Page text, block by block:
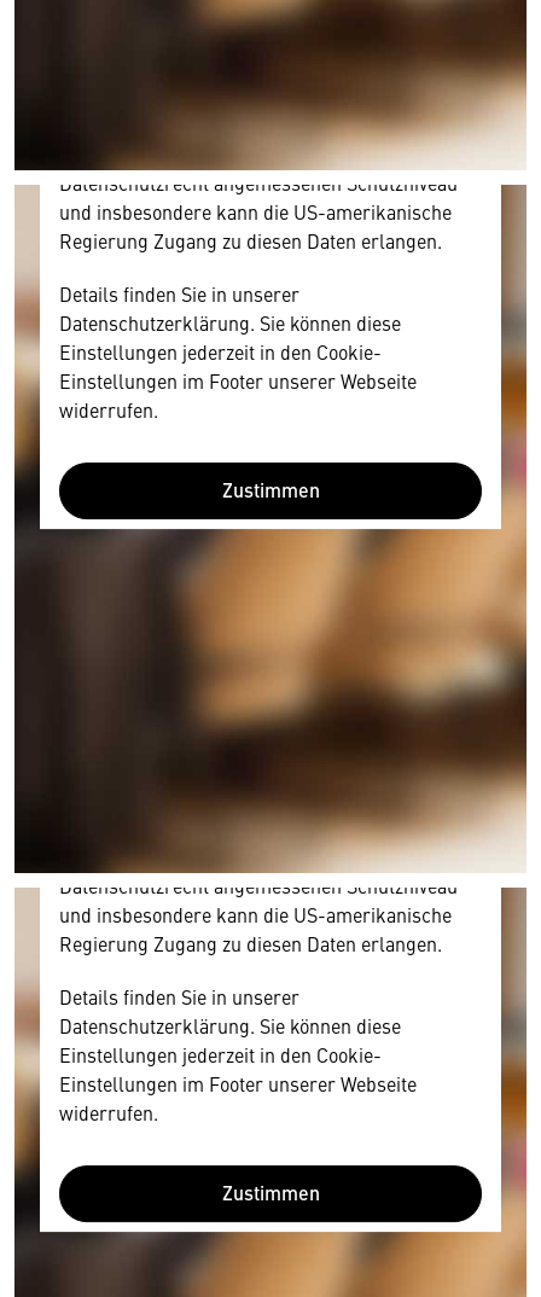
Inhalt anzeigen. Dafür benötigen wir allerdings
Ihre Zustimmung, da Ihr Browser
personenbezogene technische Daten zu Geräten
und Nutzerverhalten mitunter mit US-
amerikanischen Anbietern austauscht.
Diese Daten unterliegen keinem dem EU-
Datenschutzrecht angemessenen Schutzniveau
und insbesondere kann die US-amerikanische
Regierung Zugang zu diesen Daten erlangen.
Details finden Sie in unserer
Datenschutzerklärung. Sie können diese
Einstellungen jederzeit in den Cookie-
Einstellungen im Footer unserer Webseite
widerrufen.
Zustimmen
Wir benötigen Ihre Zustimmung
Hier würden wir Ihnen gerne einen externen
Inhalt anzeigen. Dafür benötigen wir allerdings
Ihre Zustimmung, da Ihr Browser
personenbezogene technische Daten zu Geräten
und Nutzerverhalten mitunter mit US-
amerikanischen Anbietern austauscht.
Diese Daten unterliegen keinem dem EU-
Datenschutzrecht angemessenen Schutzniveau
und insbesondere kann die US-amerikanische
Regierung Zugang zu diesen Daten erlangen.
Details finden Sie in unserer
Datenschutzerklärung. Sie können diese
Einstellungen jederzeit in den Cookie-
Einstellungen im Footer unserer Webseite
widerrufen.
Zustimmen